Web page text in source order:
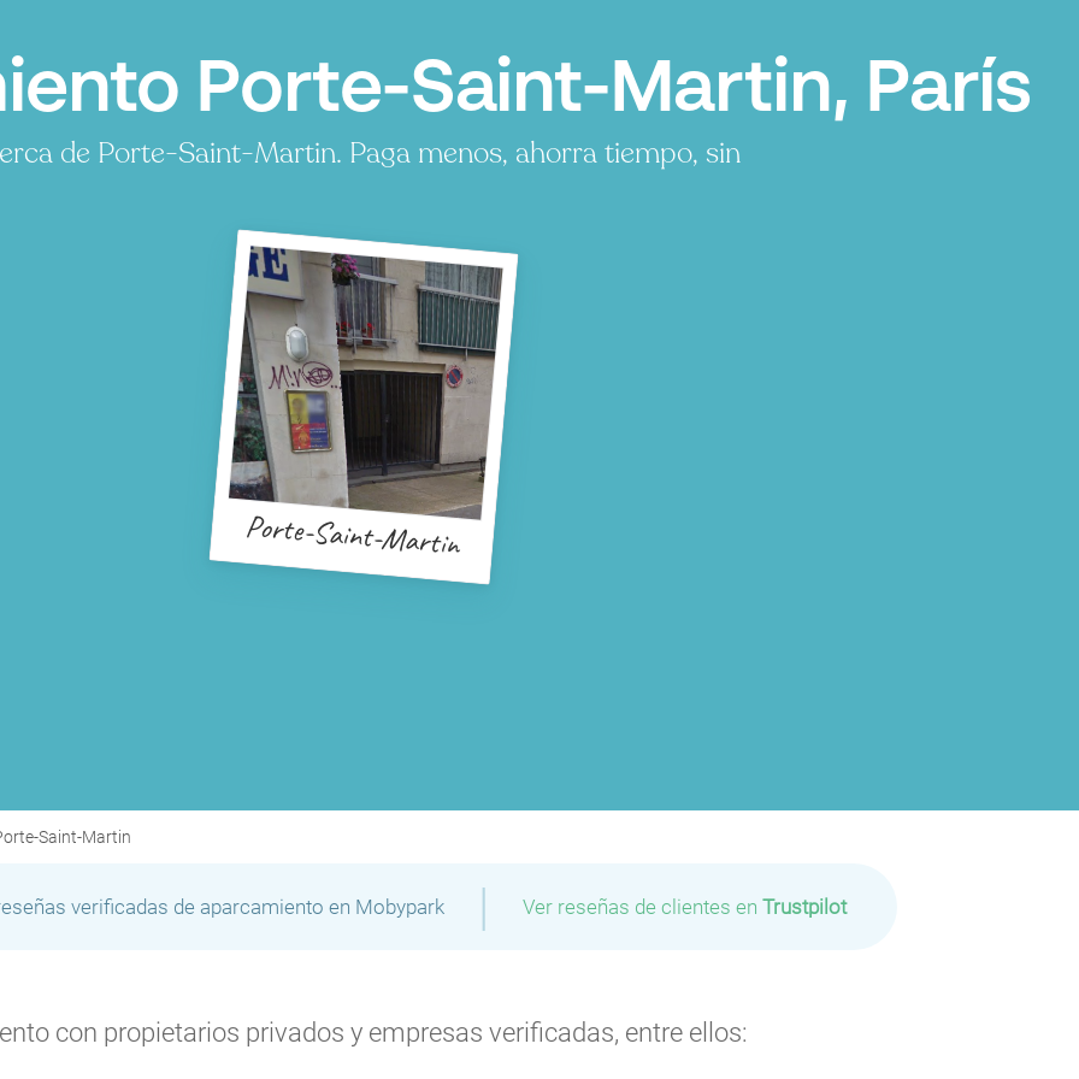
Porte-Saint-Martin, París
de Porte-Saint-Martin. Paga menos, ahorra tiempo, sin
Porte-Saint-Martin
Saint-Martin
verificadas de aparcamiento en Mobypark | Ver reseñas de clientes en Trustpilot
con propietarios privados y empresas verificadas, entre ellos: